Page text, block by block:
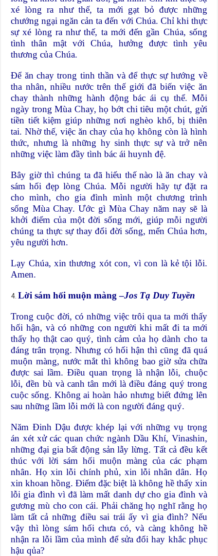
xé lòng ra như thế, ta mới gạt bỏ được những
chướng ngại ngăn cản ta đến với Chúa. Chỉ khi thực
sự xé lòng ra như thế, ta mới đến gần Chúa, sống
tình thân mật với Chúa, hưởng được tình yêu
thương của Chúa.
Để ăn chay trong tinh thần và để thực sự hướng về
tha nhân, nhiều nước trên thế giới đã biến việc ăn
chay thành những hành động bác ái cụ thể. Mỗi
ngày trong Mùa Chay, họ bớt chi tiêu một chút, gửi
tiền tiết kiệm giúp những nơi nghèo khổ, bị thiên
tai. Nhờ thế, việc ăn chay của họ không còn là hình
thức, nhưng là những hy sinh thực sự và trở nên
những việc làm đầy tình bác ái huynh đệ.
Bây giờ thì chúng ta đã hiểu thế nào là ăn chay và
sám hối đẹp lòng Chúa. Mỗi người hãy tự đặt ra
cho mình, cho gia đình mình một chương trình
sống Mùa Chay. Ước gì Mùa Chay năm nay sẽ là
khởi điểm của một đời sống mới, giúp mỗi người
chúng ta thực sự thay đổi đời sống, mến Chúa hơn,
yêu người hơn.
Lạy Chúa, xin thương xót con, vì con là kẻ tội lỗi.
Amen.
Lời sám hối muộn màng –Jos Tạ Duy Tuyền
Trong cuộc đời, có những việc trôi qua ta mới thấy
hối hận, và có những con người khi mất đi ta mới
thấy họ thật cao quý, tình cảm của họ dành cho ta
đáng trân trọng. Nhưng có hối hận thì cũng đã quá
muộn màng, nước mắt thì không bao giờ sửa chữa
được sai lầm. Điều quan trọng là nhận lỗi, chuộc
lỗi, đền bù và canh tân mới là điều đáng quý trong
cuộc sống. Không ai hoàn hảo nhưng biết đứng lên
sau những lầm lỗi mới là con người đáng quý.
Năm Đinh Dậu được khép lại với những vụ trọng
án xét xử các quan chức ngành Dầu Khí, Vinashin,
những đại gia bất động sản lẫy lừng. Tất cả đều kết
thúc với lời sám hối muộn màng của các phạm
nhân. Họ xin lỗi chính phủ, xin lỗi nhân dân. Họ
xin khoan hồng. Điểm đặc biệt là không hề thấy xin
lỗi gia đình vì đã làm mất danh dự cho gia đình và
gương mù cho con cái. Phải chăng họ nghĩ rằng họ
làm tất cả những điều sai trái ấy vì gia đình? Nếu
vậy thì lòng sám hối chưa có, và càng không hề
nhận ra lỗi lầm của mình để sửa đổi hay khắc phục
hậu qủa?